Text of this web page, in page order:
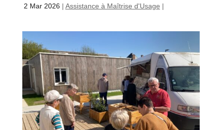
2 Mar 2026 | Assistance à Maîtrise d'Usage |